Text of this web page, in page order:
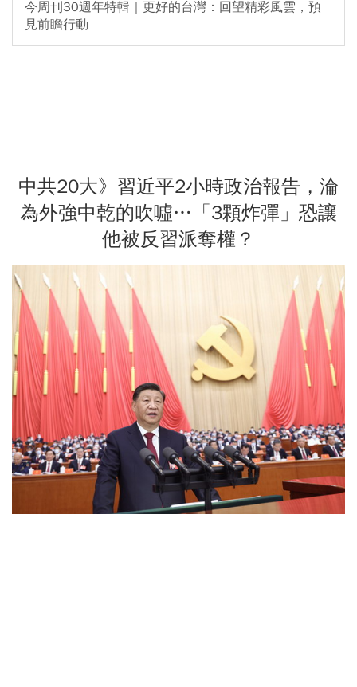
今周刊30週年特輯｜更好的台灣：回望精彩風雲，預
見前瞻行動
中共20大》習近平2小時政治報告，淪
為外強中乾的吹噓…「3顆炸彈」恐讓
他被反習派奪權？